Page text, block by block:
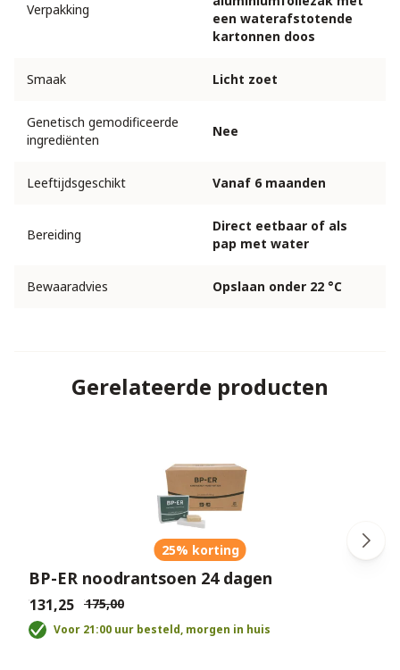
Verpakking
een waterafstotende
kartonnen doos
Smaak Licht zoet
Genetisch gemodificeerde
ingrediënten
Nee
Leeftijdsgeschikt Vanaf 6 maanden
Bereiding
Direct eetbaar of als
pap met water
Bewaaradvies Opslaan onder 22 °C
Gerelateerde producten
25% korting
BP-ER noodrantsoen 24 dagen
€131,25 €175,00
Voor 21:00 uur besteld, morgen in huis